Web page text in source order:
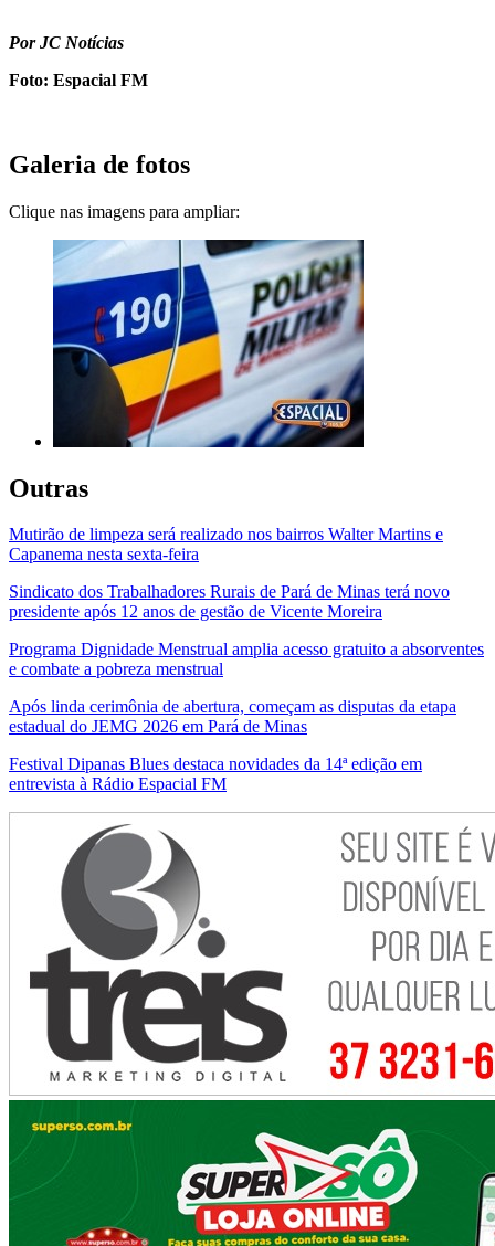
Por JC Notícias
Foto: Espacial FM
Galeria de fotos
Clique nas imagens para ampliar:
Outras
Mutirão de limpeza será realizado nos bairros Walter Martins e
Capanema nesta sexta-feira
Sindicato dos Trabalhadores Rurais de Pará de Minas terá novo
presidente após 12 anos de gestão de Vicente Moreira
Programa Dignidade Menstrual amplia acesso gratuito a absorventes
e combate a pobreza menstrual
Após linda cerimônia de abertura, começam as disputas da etapa
estadual do JEMG 2026 em Pará de Minas
Festival Dipanas Blues destaca novidades da 14ª edição em
entrevista à Rádio Espacial FM